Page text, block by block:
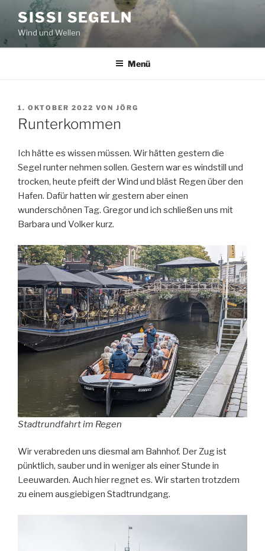
Inhalt
springen
SISSI SEGELN
Wind und Wellen
Menü
VERÖFFENTLICHT
AM
1. OKTOBER 2022 VON JÖRG
Runterkommen
Ich hätte es wissen müssen. Wir hätten gestern die
Segel runter nehmen sollen. Gestern war es windstill und
trocken, heute pfeift der Wind und bläst Regen über den
Hafen. Dafür hatten wir gestern aber einen
wunderschönen Tag. Gregor und ich schließen uns mit
Barbara und Volker kurz.
Stadtrundfahrt im Regen
Wir verabreden uns diesmal am Bahnhof. Der Zug ist
pünktlich, sauber und in weniger als einer Stunde in
Leeuwarden. Auch hier regnet es. Wir starten trotzdem
zu einem ausgiebigen Stadtrundgang.